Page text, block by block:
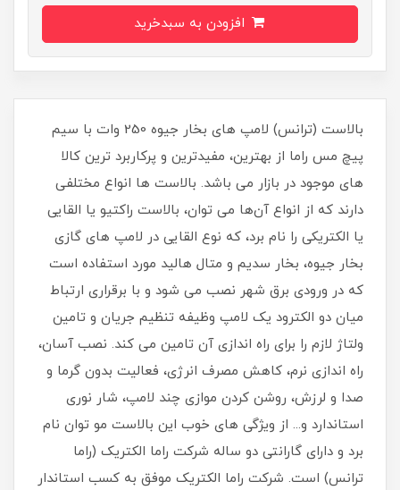
بالاست (ترانس) لامپ های بخار جیوه 250 وات با سیم
پیچ مس راما از بهترین، مفیدترین و پرکاربرد ترین کالا
های موجود در بازار می باشد. بالاست ها انواع مختلفی
دارند که از انواع آن‌ها می توان، بالاست راکتیو یا القایی
یا الکتریکی را نام برد، که نوع القایی در لامپ های گازی
بخار جیوه، بخار سدیم و متال هالید مورد استفاده است
که در ورودی برق شهر نصب می شود و با برقراری ارتباط
میان دو الکترود یک لامپ وظیفه تنظیم جریان و تامین
ولتاژ لازم را برای راه اندازی آن تامین می کند. نصب آسان،
راه اندازی نرم، کاهش مصرف انرژی، فعالیت بدون گرما و
صدا و لرزش، روشن کردن موازی چند لامپ، شار نوری
استاندارد و... از ویژگی های خوب این بالاست مو توان نام
برد و دارای گارانتی دو ساله شرکت راما الکتریک (راما
ترانس) است. شرکت راما الکتریک موفق به کسب استاندار